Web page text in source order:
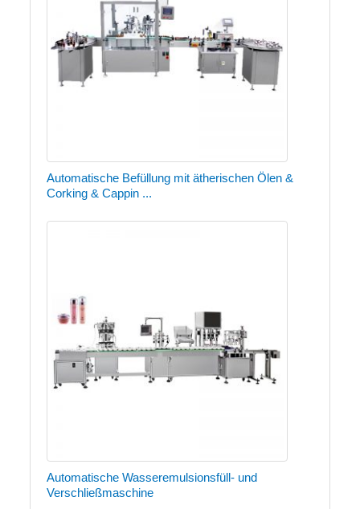
Automatische Befüllung mit ätherischen Ölen &
Corking & Cappin ...
Automatische Wasseremulsionsfüll- und
Verschließmaschine